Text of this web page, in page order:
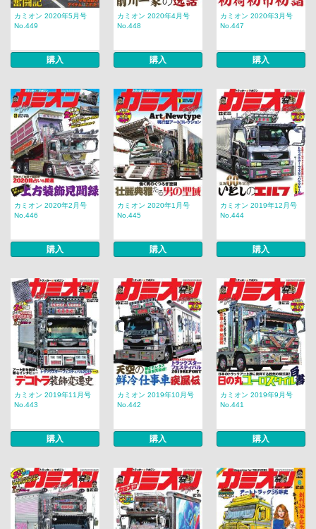
カミオン 2020年5月号
No.449
購入
カミオン 2020年4月号
No.448
購入
カミオン 2020年3月号
No.447
購入
カミオン 2020年2月号
No.446
購入
カミオン 2020年1月号
No.445
購入
カミオン 2019年12月号
No.444
購入
カミオン 2019年11月号
No.443
購入
カミオン 2019年10月号
No.442
購入
カミオン 2019年9月号
No.441
購入